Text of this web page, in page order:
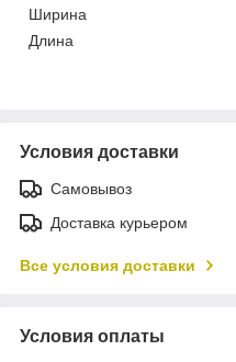
Ширина
Длина
Условия доставки
Самовывоз
Доставка курьером
Все условия доставки
Условия оплаты